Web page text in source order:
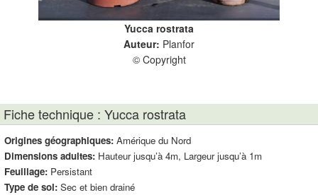
Yucca rostrata
Auteur: Planfor
© Copyright
Fiche technique : Yucca rostrata
Origines géographiques: Amérique du Nord
Dimensions adultes: Hauteur jusqu’à 4m, Largeur jusqu’à 1m
Feuillage: Persistant
Type de sol: Sec et bien drainé